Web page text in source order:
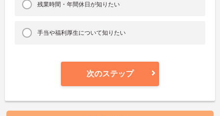
残業時間・年間休日が知りたい
手当や福利厚生について知りたい
次のステップ